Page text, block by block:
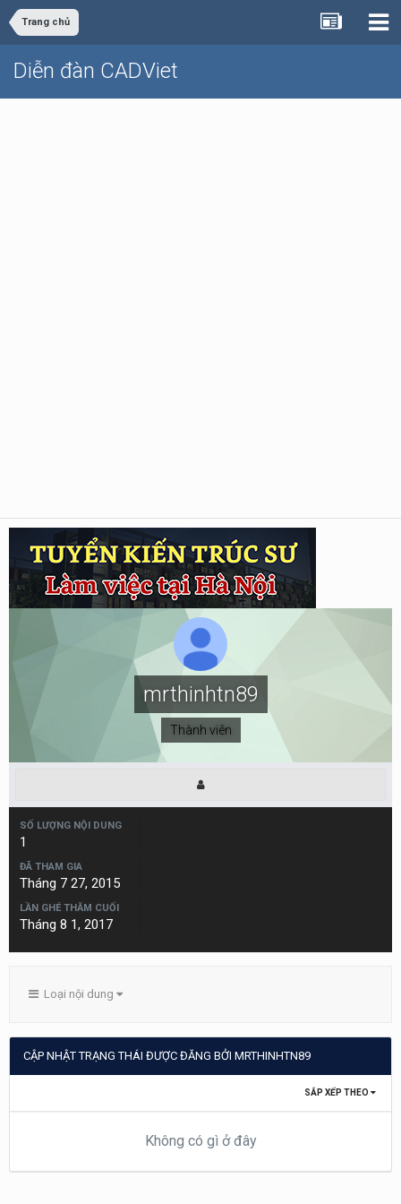
Trang chủ
Diễn đàn CADViet
mrthinhtn89
Thành viên
SỐ LƯỢNG NỘI DUNG
1
ĐÃ THAM GIA
Tháng 7 27, 2015
LẦN GHÉ THĂM CUỐI
Tháng 8 1, 2017
Loại nội dung
CẬP NHẬT TRẠNG THÁI ĐƯỢC ĐĂNG BỞI MRTHINHTN89
SẮP XẾP THEO
Không có gì ở đây